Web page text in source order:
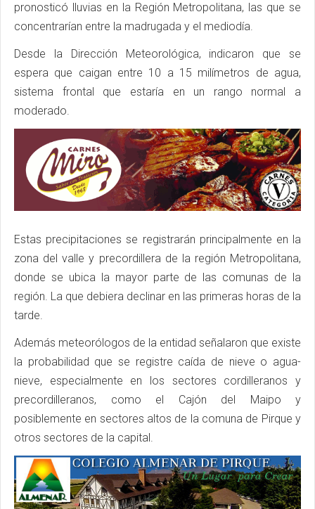
pronosticó lluvias en la Región Metropolitana, las que se
concentrarían entre la madrugada y el mediodía.
Desde la Dirección Meteorológica, indicaron que se
espera que caigan entre 10 a 15 milímetros de agua,
sistema frontal que estaría en un rango normal a
moderado.
Estas precipitaciones se registrarán principalmente en la
zona del valle y precordillera de la región Metropolitana,
donde se ubica la mayor parte de las comunas de la
región. La que debiera declinar en las primeras horas de la
tarde.
Además meteorólogos de la entidad señalaron que existe
la probabilidad que se registre caída de nieve o agua-
nieve, especialmente en los sectores cordilleranos y
precordilleranos, como el Cajón del Maipo y
posiblemente en sectores altos de la comuna de Pirque y
otros sectores de la capital.